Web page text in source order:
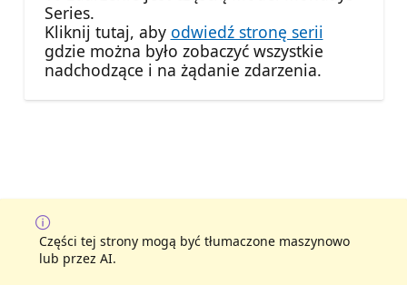
Series.
Kliknij tutaj, aby odwiedź stronę serii
gdzie można było zobaczyć wszystkie
nadchodzące i na żądanie zdarzenia.
Części tej strony mogą być tłumaczone maszynowo
lub przez AI.